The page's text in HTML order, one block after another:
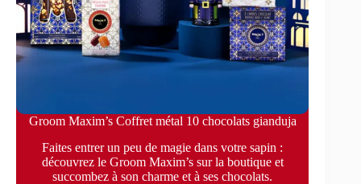
Groom Maxim’s Coffret métal 10 chocolats gianduja
Faites entrer un peu de magie dans votre sapin :
découvrez le Groom Maxim’s sur la boutique et
succombez à son charme et à ses chocolats.